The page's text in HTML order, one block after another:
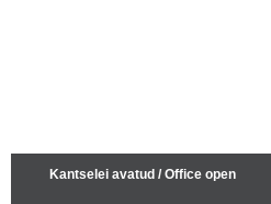
Kantselei avatud / Office open